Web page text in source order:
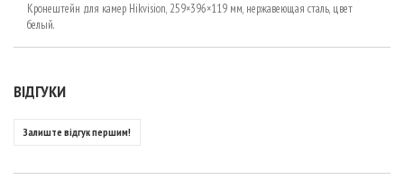
Кронештейн для камер Hikvision, 259×396×119 мм, нержавеющая сталь, цвет
белый.
ВІДГУКИ
Залиште відгук першим!